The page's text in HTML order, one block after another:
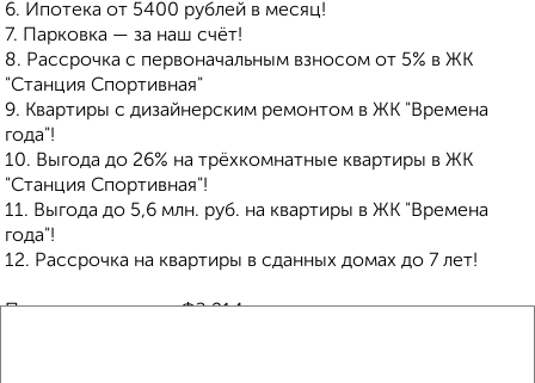
6. Ипотека от 5400 рублей в месяц!
7. Парковка — за наш счёт!
8. Рассрочка с первоначальным взносом от 5% в ЖК
"Станция Спортивная"
9. Квартиры с дизайнерским ремонтом в ЖК "Времена
года"!
10. Выгода до 26% на трёхкомнатные квартиры в ЖК
"Станция Спортивная"!
11. Выгода до 5,6 млн. руб. на квартиры в ЖК "Времена
года"!
12. Рассрочка на квартиры в сданных домах до 7 лет!
Покупка защищена ФЗ 214 с использованием эскроу